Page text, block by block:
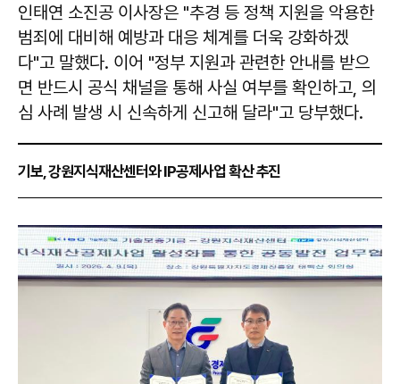
인태연 소진공 이사장은 "추경 등 정책 지원을 악용한
범죄에 대비해 예방과 대응 체계를 더욱 강화하겠
다"고 말했다. 이어 "정부 지원과 관련한 안내를 받으
면 반드시 공식 채널을 통해 사실 여부를 확인하고, 의
심 사례 발생 시 신속하게 신고해 달라"고 당부했다.
기보, 강원지식재산센터와 IP공제사업 확산 추진